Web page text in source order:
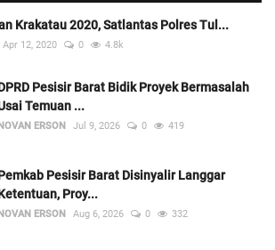
Krakatau 2020, Satlantas Polres Tul...
Apr 12, 2020 0 4.8k
Pesisir Barat Bidik Proyek Bermasalah
Temuan ...
ERSON Jul 9, 2026 0 419
Pesisir Barat Disinyalir Langgar
Proy...
ERSON Aug 6, 2026 0 332